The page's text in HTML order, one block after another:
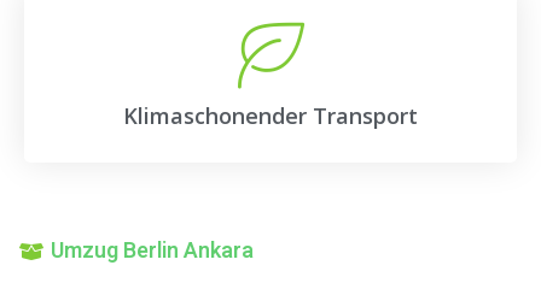
Klimaschonender Transport
Umzug Berlin Ankara